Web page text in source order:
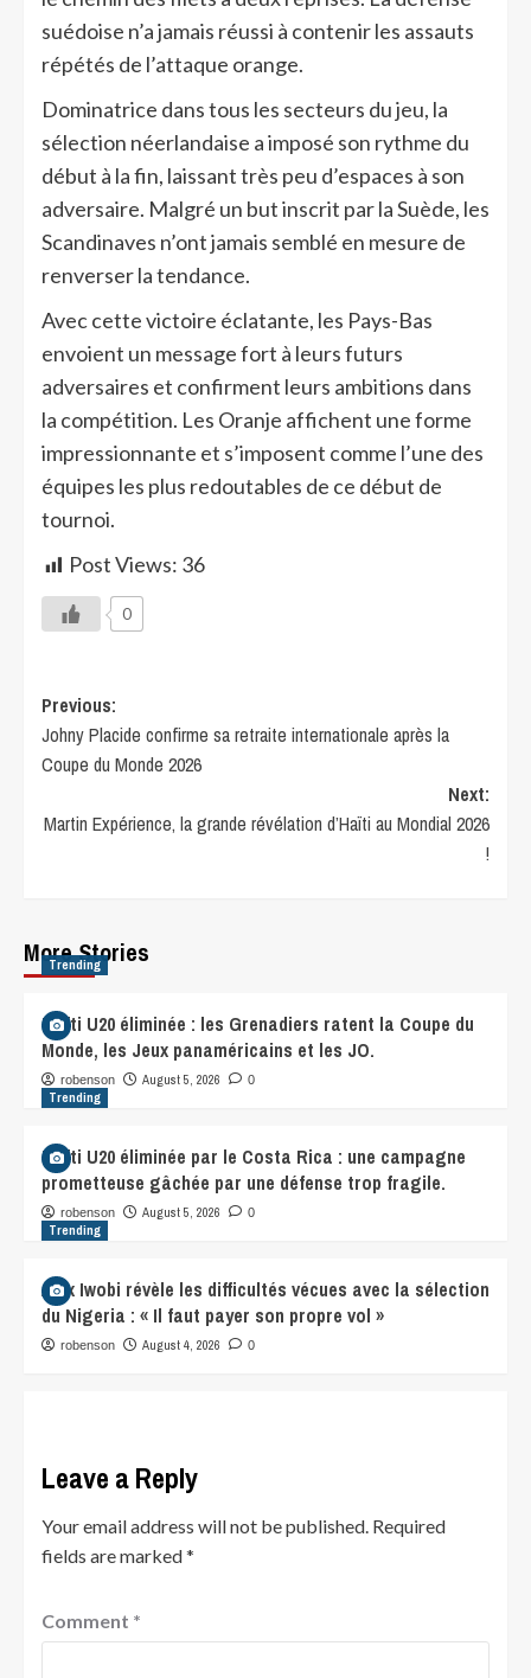
suédoise n’a jamais réussi à contenir les assauts
répétés de l’attaque orange.
Dominatrice dans tous les secteurs du jeu, la
sélection néerlandaise a imposé son rythme du
début à la fin, laissant très peu d’espaces à son
adversaire. Malgré un but inscrit par la Suède, les
Scandinaves n’ont jamais semblé en mesure de
renverser la tendance.
Avec cette victoire éclatante, les Pays-Bas
envoient un message fort à leurs futurs
adversaires et confirment leurs ambitions dans
la compétition. Les Oranje affichent une forme
impressionnante et s’imposent comme l’une des
équipes les plus redoutables de ce début de
tournoi.
Post Views: 36
0
Previous:
Johny Placide confirme sa retraite internationale après la
Coupe du Monde 2026
Next:
Martin Expérience, la grande révélation d’Haïti au Mondial 2026
!
More Stories
Trending
Haïti U20 éliminée : les Grenadiers ratent la Coupe du
Monde, les Jeux panaméricains et les JO.
robenson August 5, 2026 0
Trending
Haïti U20 éliminée par le Costa Rica : une campagne
prometteuse gâchée par une défense trop fragile.
robenson August 5, 2026 0
Trending
Alex Iwobi révèle les difficultés vécues avec la sélection
du Nigeria : « Il faut payer son propre vol »
robenson August 4, 2026 0
Leave a Reply
Your email address will not be published. Required
fields are marked*
Comment *